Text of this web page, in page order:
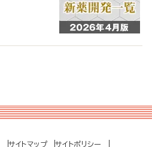
サイトマップ サイトポリシー